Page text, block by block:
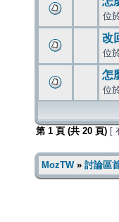
位
改
位
怎
位
第 1 頁 (共 20 頁) [
MozTW» 討論區